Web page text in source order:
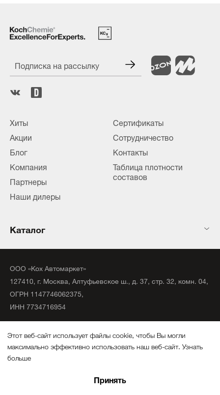
Подписка на рассылку
Хиты
Акции
Блог
Компания
Партнеры
Наши дилеры
Сертификаты
Сотрудничество
Контакты
Таблица плотности
составов
Каталог
ООО «Кох Автомаркет»
127410, г. Москва, Алтуфьевское ш., д. 37, стр. 32, комн. 04,
ОГРН 1147746062375,
ИНН 7734716954
Все права защищены.
Политика конфиденциальности
Этот веб-сайт использует файлы cookie, чтобы Вы могли
максимально эффективно использовать наш веб-сайт.Узнать
больше
Принять